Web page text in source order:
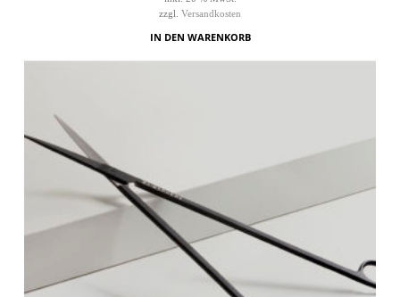
zzgl. Versandkosten
IN DEN WARENKORB